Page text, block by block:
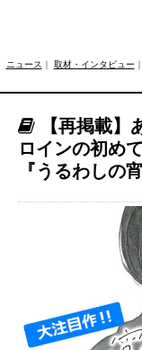
ニュース ｜ 取材・インタビュー ｜
【再掲載】
ロインの初め
『うるわしの